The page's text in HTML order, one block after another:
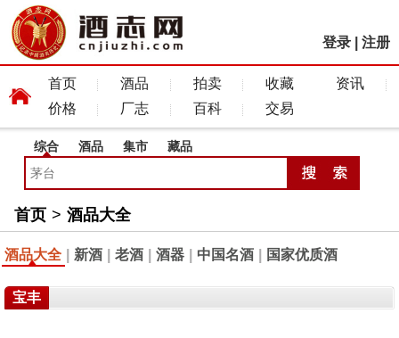
登录 注册
首页 酒品 拍卖 收藏
资讯
价格
厂志 百科 交易
综合 酒品 集市 藏品
首页 > 酒品大全
酒品大全 新酒 老酒 酒器 中国名酒 国家优质酒
宝丰